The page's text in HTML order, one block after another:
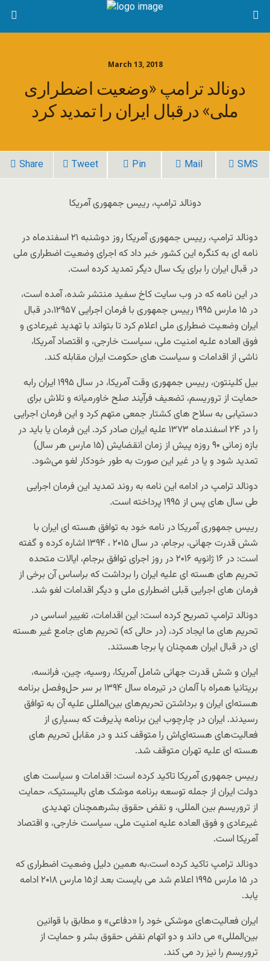
March 13, 2018
دونالد ترامپ «وضعیت اضطراری
ملی» درقبال ایران را تمدید کرد
Share Tweet Pin Mail SMS
دونالد ترامپ، رییس جمهوری آمریکا
دونالد ترامپ، رییس جمهوری آمریکا روز دوشنبه ۲۱ اسفندماه در
نامه ای به کنگره این کشور خبر داد که اجرای وضعیت اضطراری ملی
در قبال ایران را برای یک سال دیگر تمدید کرده است.
در این نامه که در وب سایت کاخ سفید منتشر شده، آمده است،
در ۱۵ مارس ۱۹۹۵ رییس جمهوری با فرمان اجرایی ۱۲۹۵۷،در قبال
ایران وضعیت ضطراری ملی اعلام کرد تا بتواند با تهدید غیرعادی و
فوق العاده علیه امنیت ملی، سیاست خارجی، و اقتصاد آمریکا،
ناشی از اقدامات و سیاست های حکومت ایران مقابله کند.
بیل کلینتون، رییس جمهوری وقت آمریکا، در سال ۱۹۹۵ ایران رابه
حمایت از تروریسم، تضعیف فرآیند صلح خاورمیانه و تلاش برای
دستیابی به سلاح های کشتار جمعی متهم کرد و این فرمان اجرایی
را در ۲۴ اسفندماه ۱۳۷۳ علیه ایران صادر کرد. این فرمان یا باید در
بازه زمانی ۹۰ روزه پیش از زمان انقضایش (۱۵ مارس هر سال)
تمدید شود و یا در غیر این صورت به طور خودکار لغو می‌شود.
دونالد ترامپ در ادامه این نامه به روند تمدید این فرمان اجرایی
طی سال های پس از ۱۹۹۵ پرداخته است.
رییس جمهوری آمریکا در نامه خود به توافق هسته ای ایران با
شش قدرت جهانی، برجام، در سال ۲۰۱۵ ، ۱۳۹۴ اشاره کرده و گفته
است: در ۱۶ ژانویه ۲۰۱۶ در روز اجرای توافق برجام، ایالات متحده
تحریم های هسته ای علیه ایران را برداشت که براساس آن برخی از
فرمان های اجرایی قبلی اضطراری ملی و دیگر اقدامات لغو شد.
دونالد ترامپ تصریح کرده است: این اقدامات، تغییر اساسی در
تحریم های ما ایجاد کرد، (در حالی که) تحریم های جامع غیر هسته
ای در قبال ایران همچنان پا برجا هستند.
ایران و شش قدرت جهانی شامل آمریکا، روسیه، چین، فرانسه،
بریتانیا همراه با آلمان در تیرماه سال ۱۳۹۴ بر سر حل‌وفصل برنامه
هسته‌ای ایران و برداشتن تحریم‌های بین‌المللی علیه آن به توافق
رسیدند. ایران در چارچوب این برنامه پذیرفت که بسیاری از
فعالیت‌های هسته‌ای‌اش را متوقف کند و در مقابل تحریم های
هسته ای علیه تهران متوقف شد.
رییس جمهوری آمریکا تاکید کرده است: اقدامات و سیاست های
دولت ایران از جمله توسعه برنامه موشک های بالیستیک، حمایت
از تروریسم بین المللی، و نقض حقوق بشرهمچنان تهدیدی
غیرعادی و فوق العاده علیه امنیت ملی، سیاست خارجی، و اقتصاد
آمریکا است.
دونالد ترامپ تاکید کرده است،به همین دلیل وضعیت اضطراری که
در ۱۵ مارس ۱۹۹۵ اعلام شد می بایست بعد از۱۵ مارس ۲۰۱۸ ادامه
یابد.
ایران فعالیت‌های موشکی خود را «دفاعی» و مطابق با قوانین
بین‌المللی» می داند و دو اتهام نقض حقوق بشر و حمایت از
تروریسم را نیز رد می کند.